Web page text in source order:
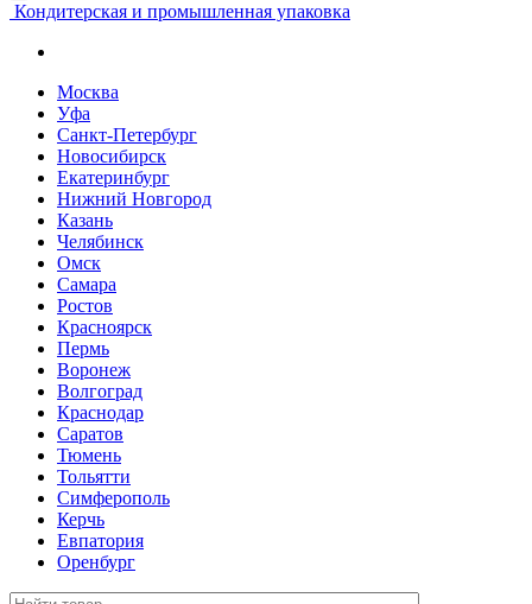
Кондитерская и промышленная упаковка
Москва
Уфа
Санкт-Петербург
Новосибирск
Екатеринбург
Нижний Новгород
Казань
Челябинск
Омск
Самара
Ростов
Красноярск
Пермь
Воронеж
Волгоград
Краснодар
Саратов
Тюмень
Тольятти
Симферополь
Керчь
Евпатория
Оренбург